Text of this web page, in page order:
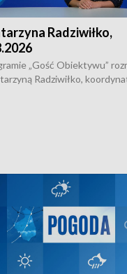
Radziwiłko,
„Gość Obiektywu”
Radziwiłko,